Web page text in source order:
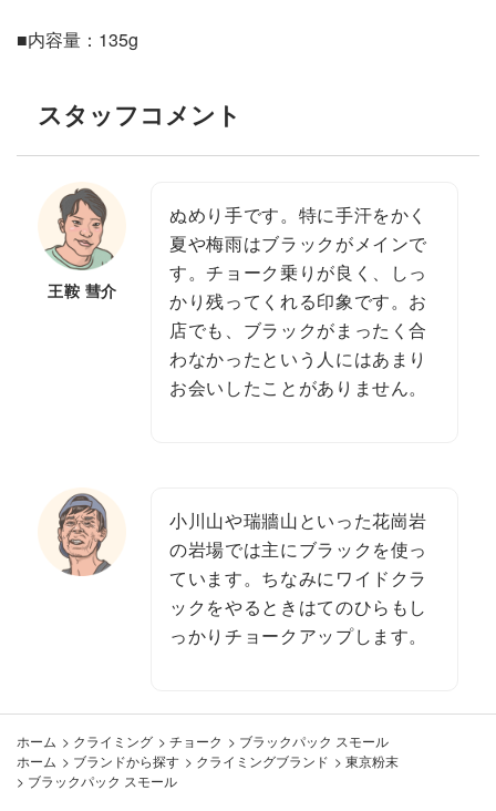
■内容量：135g
スタッフコメント
王鞍 彗介
ぬめり手です。特に手汗をかく
夏や梅雨はブラックがメインで
す。チョーク乗りが良く、しっ
かり残ってくれる印象です。お
店でも、ブラックがまったく合
わなかったという人にはあまり
お会いしたことがありません。
小川山や瑞牆山といった花崗岩
の岩場では主にブラックを使っ
ています。ちなみにワイドクラ
ックをやるときはてのひらもし
っかりチョークアップします。
ホーム > クライミング > チョーク > ブラックパック スモール
ホーム > ブランドから探す > クライミングブランド > 東京粉末
> ブラックパック スモール